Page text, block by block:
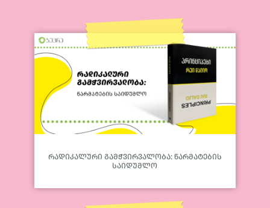
რადიკალური გამჭვირვალობა: წარმატების
საიდუმლო